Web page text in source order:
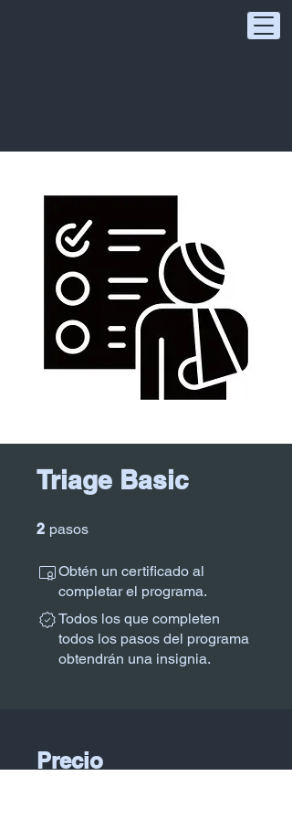
Triage Basic
2 pasos
Obtén un certificado al
completar el programa.
Todos los que completen
todos los pasos del programa
obtendrán una insignia.
Precio